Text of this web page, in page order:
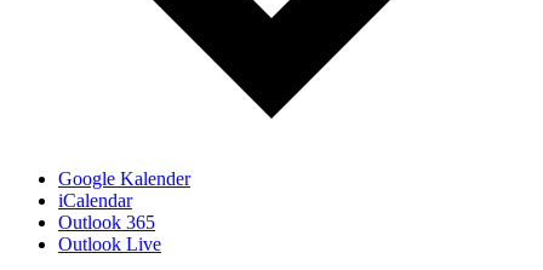
Google Kalender
iCalendar
Outlook 365
Outlook Live